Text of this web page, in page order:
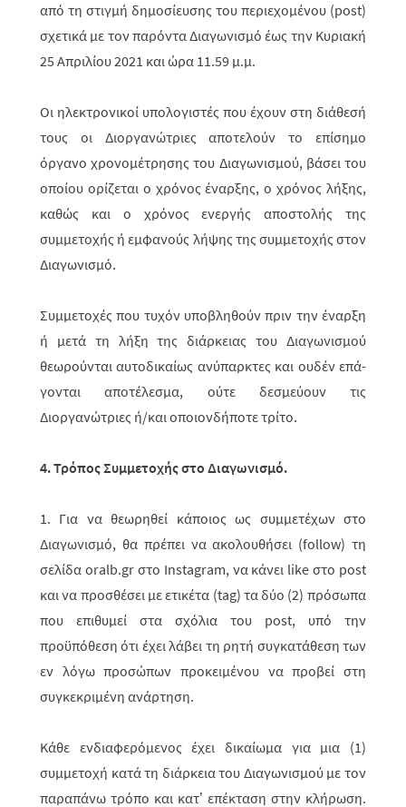
από τη στιγμή δημοσίευσης του περιεχομένου (post)
σχετικά με τον παρόντα Διαγωνισμό έως την Κυριακή
25 Απριλίου 2021 και ώρα 11.59 μ.μ.
Οι ηλεκτρονικοί υπολογιστές που έχουν στη διάθεσή
τους οι Διοργανώτριες αποτελούν το επίσημο
όργανο χρονομέτρησης του Διαγωνισμού, βάσει του
οποίου ορίζεται ο χρόνος έναρξης, ο χρόνος λήξης,
καθώς και ο χρόνος ενερ­γής αποστολής της
συμμετοχής ή εμφανούς λήψης της συμμετοχής στον
Διαγωνισμό.
Συμμετοχές που τυχόν υποβληθούν πριν την έναρξη
ή μετά τη λήξη της διάρ­κειας του Διαγωνισμού
θεωρούνται αυτοδικαίως ανύπαρκτες και ουδέν επά­
γο­νται αποτέλεσμα, ούτε δεσμεύουν τις
Διοργανώτριες ή/και οποιονδήποτε τρίτο.
4. Τρόπος Συμμετοχής στο Διαγωνισμό.
1. Για να θεωρηθεί κάποιος ως συμμετέχων στο
Διαγωνισμό, θα πρέπει να ακο­λουθήσει (follow) τη
σελίδα oralb.gr στο Instagram, να κάνει like στο post
και να προσθέσει με ετικέτα (tag) τα δύο (2) πρόσωπα
που επιθυμεί στα σχόλια του post, υπό την
προϋπόθεση ότι έχει λάβει τη ρητή συγκατάθεση των
εν λόγω προσώπων προκειμένου να προβεί στη
συγκεκριμένη ανάρτηση.
Κάθε ενδιαφερόμενος έχει δικαίωμα για μια (1)
συμμετοχή κατά τη διάρκεια του Διαγωνισμού με τον
παραπάνω τρόπο και κατ’ επέκταση στην κλήρωση.